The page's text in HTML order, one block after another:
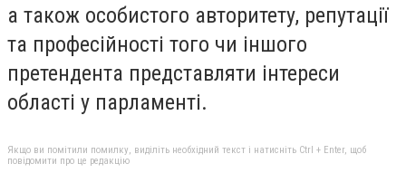
а також особистого авторитету, репутації
та професійності того чи іншого
претендента представляти інтереси
області у парламенті.
Якщо ви помітили помилку, виділіть необхідний текст і натисніть Ctrl + Enter, щоб
повідомити про це редакцію